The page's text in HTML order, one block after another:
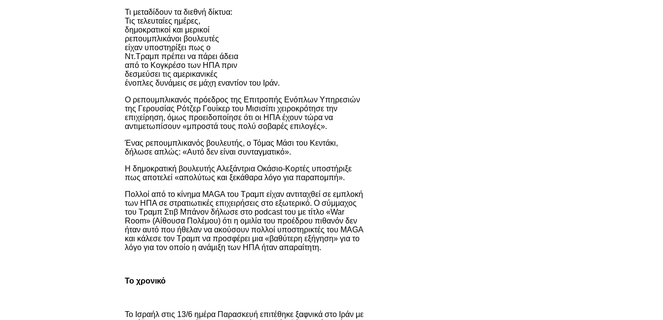
Τι μεταδίδουν τα διεθνή δίκτυα:
Τις τελευταίες ημέρες,
δημοκρατικοί και μερικοί
ρεπουμπλικάνοι βουλευτές
είχαν υποστηρίξει πως ο
Ντ.Τραμπ πρέπει να πάρει άδεια
από το Κογκρέσο των ΗΠΑ πριν
δεσμεύσει τις αμερικανικές
ένοπλες δυνάμεις σε μάχη εναντίον του Ιράν.
Ο ρεπουμπλικανός πρόεδρος της Επιτροπής Ενόπλων Υπηρεσιών
της Γερουσίας Ρότζερ Γουίκερ του Μισισίπι χειροκρότησε την
επιχείρηση, όμως προειδοποίησε ότι οι ΗΠΑ έχουν τώρα να
αντιμετωπίσουν «μπροστά τους πολύ σοβαρές επιλογές».
Ένας ρεπουμπλικανός βουλευτής, ο Τόμας Μάσι του Κεντάκι,
δήλωσε απλώς: «Αυτό δεν είναι συνταγματικό».
Η δημοκρατική βουλευτής Αλεξάντρια Οκάσιο-Κορτές υποστήριξε
πως αποτελεί «απολύτως και ξεκάθαρα λόγο για παραπομπή».
Πολλοί από το κίνημα MAGA του Τραμπ είχαν αντιταχθεί σε εμπλοκή
των ΗΠΑ σε στρατιωτικές επιχειρήσεις στο εξωτερικό. Ο σύμμαχος
του Τραμπ Στιβ Μπάνον δήλωσε στο podcast του με τίτλο «War
Room» (Αίθουσα Πολέμου) ότι η ομιλία του προέδρου πιθανόν δεν
ήταν αυτό που ήθελαν να ακούσουν πολλοί υποστηρικτές του MAGA
και κάλεσε τον Τραμπ να προσφέρει μια «βαθύτερη εξήγηση» για το
λόγο για τον οποίο η ανάμιξη των ΗΠΑ ήταν απαραίτητη.
Το χρονικό
Το Ισραήλ στις 13/6 ημέρα Παρασκευή επιτέθηκε ξαφνικά στο Ιράν με